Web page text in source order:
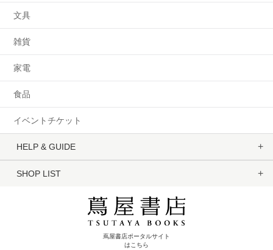
文具
雑貨
家電
食品
イベントチケット
HELP & GUIDE
SHOP LIST
蔦屋書店ポータルサイト
はこちら